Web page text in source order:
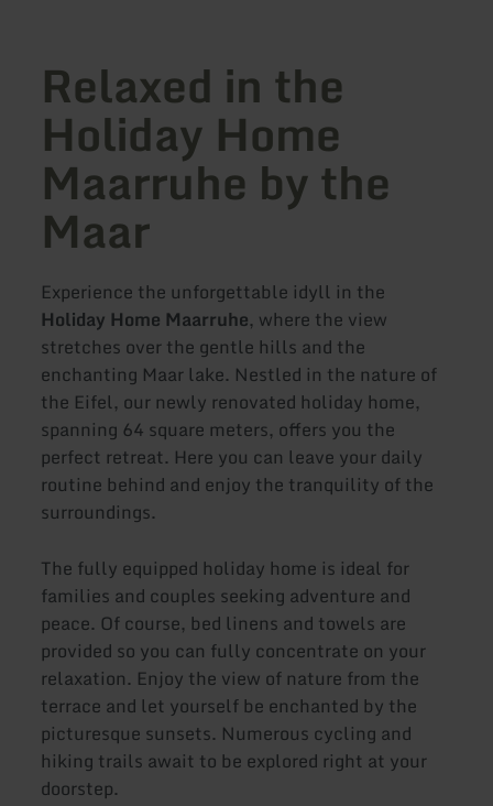
Relaxed in the
Holiday Home
Maarruhe by the
Maar
Experience the unforgettable idyll in the
Holiday Home Maarruhe, where the view
stretches over the gentle hills and the
enchanting Maar lake. Nestled in the nature of
the Eifel, our newly renovated holiday home,
spanning 64 square meters, offers you the
perfect retreat. Here you can leave your daily
routine behind and enjoy the tranquility of the
surroundings.
The fully equipped holiday home is ideal for
families and couples seeking adventure and
peace. Of course, bed linens and towels are
provided so you can fully concentrate on your
relaxation. Enjoy the view of nature from the
terrace and let yourself be enchanted by the
picturesque sunsets. Numerous cycling and
hiking trails await to be explored right at your
doorstep.